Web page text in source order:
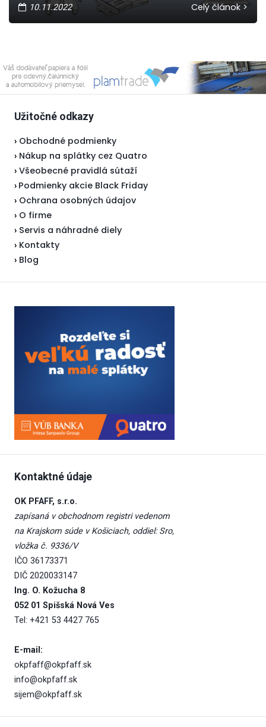
10.11.2022 Celý článok >
Užitočné odkazy
› Obchodné podmienky
› Nákup na splátky cez Quatro
› Všeobecné pravidlá sútaží
› Podmienky akcie Black Friday
› Ochrana osobných údajov
› O firme
› Servis a náhradné diely
› Kontakty
› Blog
Kontaktné údaje
OK PFAFF, s.r.o.
zapísaná v obchodnom registri vedenom
na Krajskom súde v Košiciach, oddiel: Sro,
vložka č. 9336/V
IČO 36173371
DIČ 2020033147
Ing. O. Kožucha 8
052 01 Spišská Nová Ves
Tel: +421 53 4427 765
E-mail:
okpfaff@okpfaff.sk
info@okpfaff.sk
sijem@okpfaff.sk